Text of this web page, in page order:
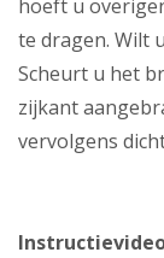
hoeft u
te dragen. Wilt
Scheurt u het
zijkant
vervolgens